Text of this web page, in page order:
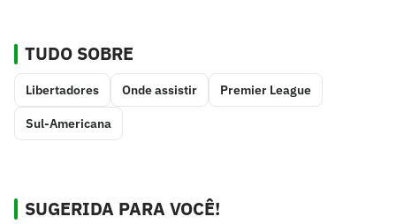
TUDO SOBRE
Libertadores Onde assistir Premier League
Sul-Americana
SUGERIDA PARA VOCÊ!